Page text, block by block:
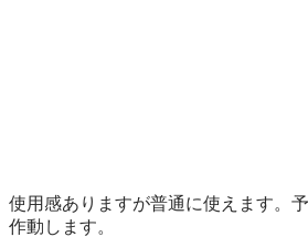
使用感ありますが普通に使えます。
作動します。